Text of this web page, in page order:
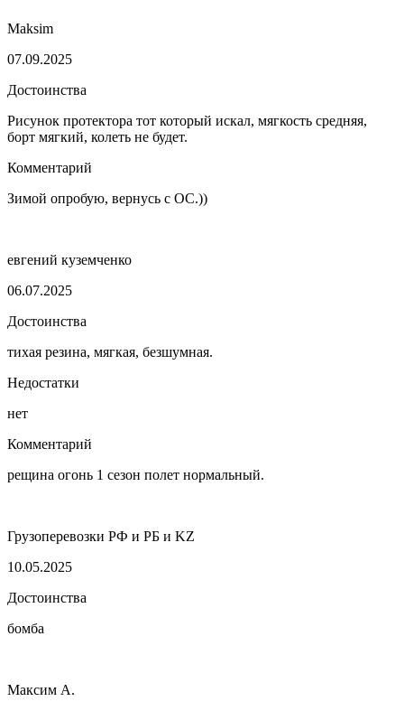
Maksim
07.09.2025
Достоинства
Рисунок протектора тот который искал, мягкость средняя,
борт мягкий, колеть не будет.
Комментарий
Зимой опробую, вернусь с ОС.))
евгений куземченко
06.07.2025
Достоинства
тихая резина, мягкая, безшумная.
Недостатки
нет
Комментарий
рещина огонь 1 сезон полет нормальный.
Грузоперевозки РФ и РБ и KZ
10.05.2025
Достоинства
бомба
Максим А.